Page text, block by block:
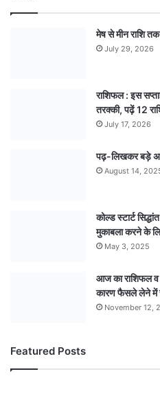
मेष से मीन राशि
July 29, 2026
राशिफल : इस
तरक्की, पढ़ें 12
July 17, 2026
पढ़-लिखकर बड़े
August 14,
कोल्ड स्टार्ट
मुकाबला करने के
May 3, 2025
आज का राशिफल व
कारण फैसले लेने में
November 12,
Featured Posts